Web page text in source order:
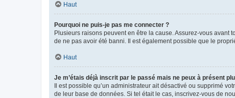
Haut
Pourquoi ne puis-je pas me connecter ?
Plusieurs raisons peuvent en être la cause. Assurez-vous avant
de ne pas avoir été banni. Il est également possible que le
Haut
Je m’étais déjà inscrit par le passé mais ne peux à présent
Il est possible qu’un administrateur ait désactivé ou supprimé
de leur base de données. Si tel était le cas, inscrivez-vous de